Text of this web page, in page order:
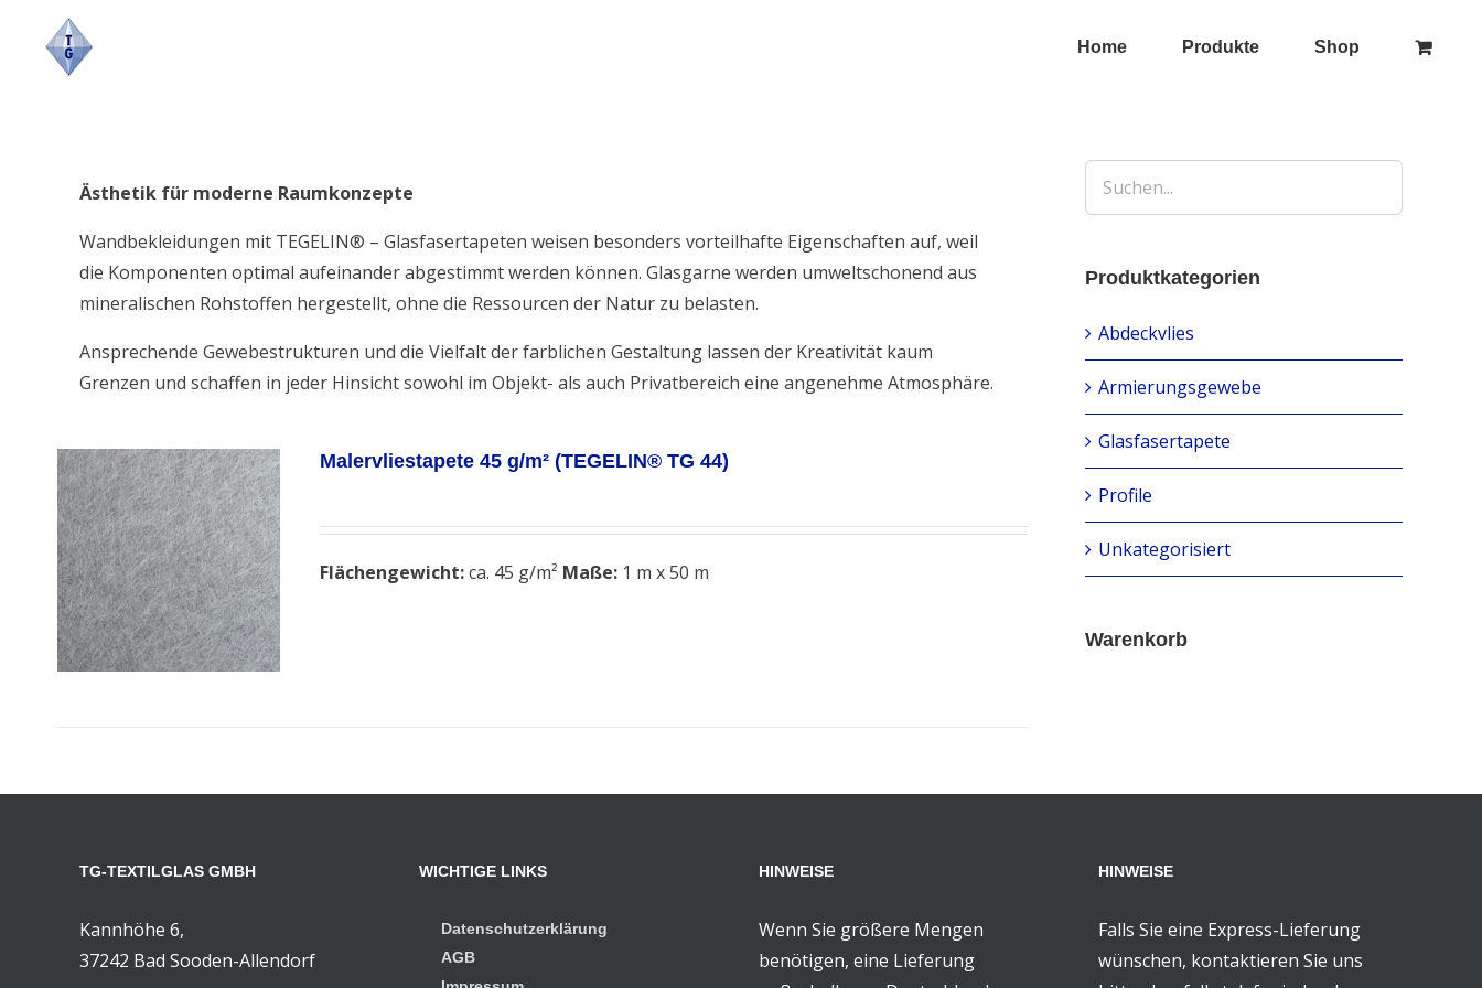
content
Home Produkte Shop
Ästhetik für moderne Raumkonzepte
Wandbekleidungen mit TEGELIN® – Glasfasertapeten weisen besonders vorteilhafte Eigenschaften auf, weil
die Komponenten optimal aufeinander abgestimmt werden können. Glasgarne werden umweltschonend aus
mineralischen Rohstoffen hergestellt, ohne die Ressourcen der Natur zu belasten.
Ansprechende Gewebestrukturen und die Vielfalt der farblichen Gestaltung lassen der Kreativität kaum
Grenzen und schaffen in jeder Hinsicht sowohl im Objekt- als auch Privatbereich eine angenehme Atmosphäre.
Malervliestapete 45 g/m² (TEGELIN® TG 44)
Flächengewicht:ca. 45 g/m² Maße:1 m x 50 m
Produktkategorien
Abdeckvlies
Armierungsgewebe
Glasfasertapete
Profile
Unkategorisiert
Warenkorb
TG-TEXTILGLAS GMBH
Kannhöhe 6,
37242 Bad Sooden-Allendorf
WICHTIGE LINKS
Datenschutzerklärung
AGB
HINWEISE
Wenn Sie größere Mengen
benötigen, eine Lieferung
HINWEISE
Falls Sie eine Express-Lieferung
wünschen, kontaktieren Sie uns